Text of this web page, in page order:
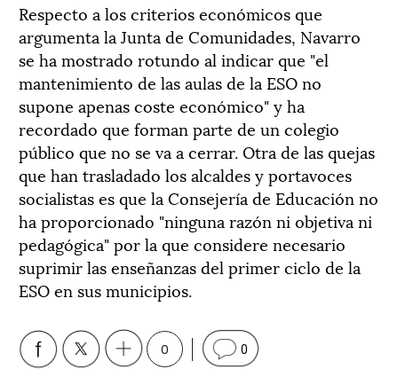
Respecto a los criterios económicos que
argumenta la Junta de Comunidades, Navarro
se ha mostrado rotundo al indicar que "el
mantenimiento de las aulas de la ESO no
supone apenas coste económico" y ha
recordado que forman parte de un colegio
público que no se va a cerrar. Otra de las quejas
que han trasladado los alcaldes y portavoces
socialistas es que la Consejería de Educación no
ha proporcionado "ninguna razón ni objetiva ni
pedagógica" por la que considere necesario
suprimir las enseñanzas del primer ciclo de la
ESO en sus municipios.
0 0